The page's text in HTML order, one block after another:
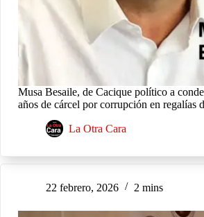
Musa Besaile, de Cacique político a
años de cárcel por corrupción en regalías
La Otra Cara
22 febrero, 2026 2 mins